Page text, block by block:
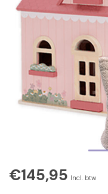
€145,95 Incl. btw